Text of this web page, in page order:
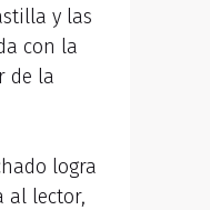
y las
con la
de la
logra
al lector,